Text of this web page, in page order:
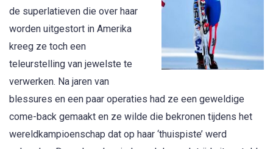
de superlatieven die over haar
worden uitgestort in Amerika
kreeg ze toch een
teleurstelling van jewelste te
verwerken. Na jaren van
blessures en een paar operaties had ze een geweldige
come-back gemaakt en ze wilde die bekronen tijdens het
wereldkampioenschap dat op haar ‘thuispiste’ werd